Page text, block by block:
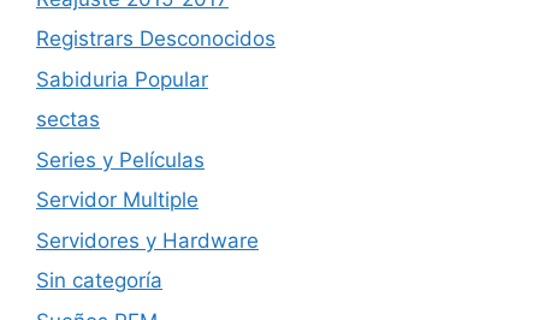
Registrars Desconocidos
Sabiduria Popular
sectas
Series y Películas
Servidor Multiple
Servidores y Hardware
Sin categoría